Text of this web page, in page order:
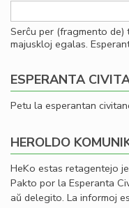
Serĉu per (fragmento
majuskloj egalas.
ESPERANTA
Petu la esperantan
HEROLDO
HeKo estas retagentejo
Pakto por la Esperanta
aŭ delegito. La informoj